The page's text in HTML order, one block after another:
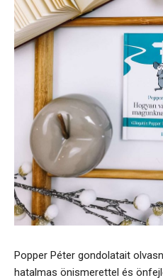
Popper Péter gondolatait
hatalmas önismerettel és